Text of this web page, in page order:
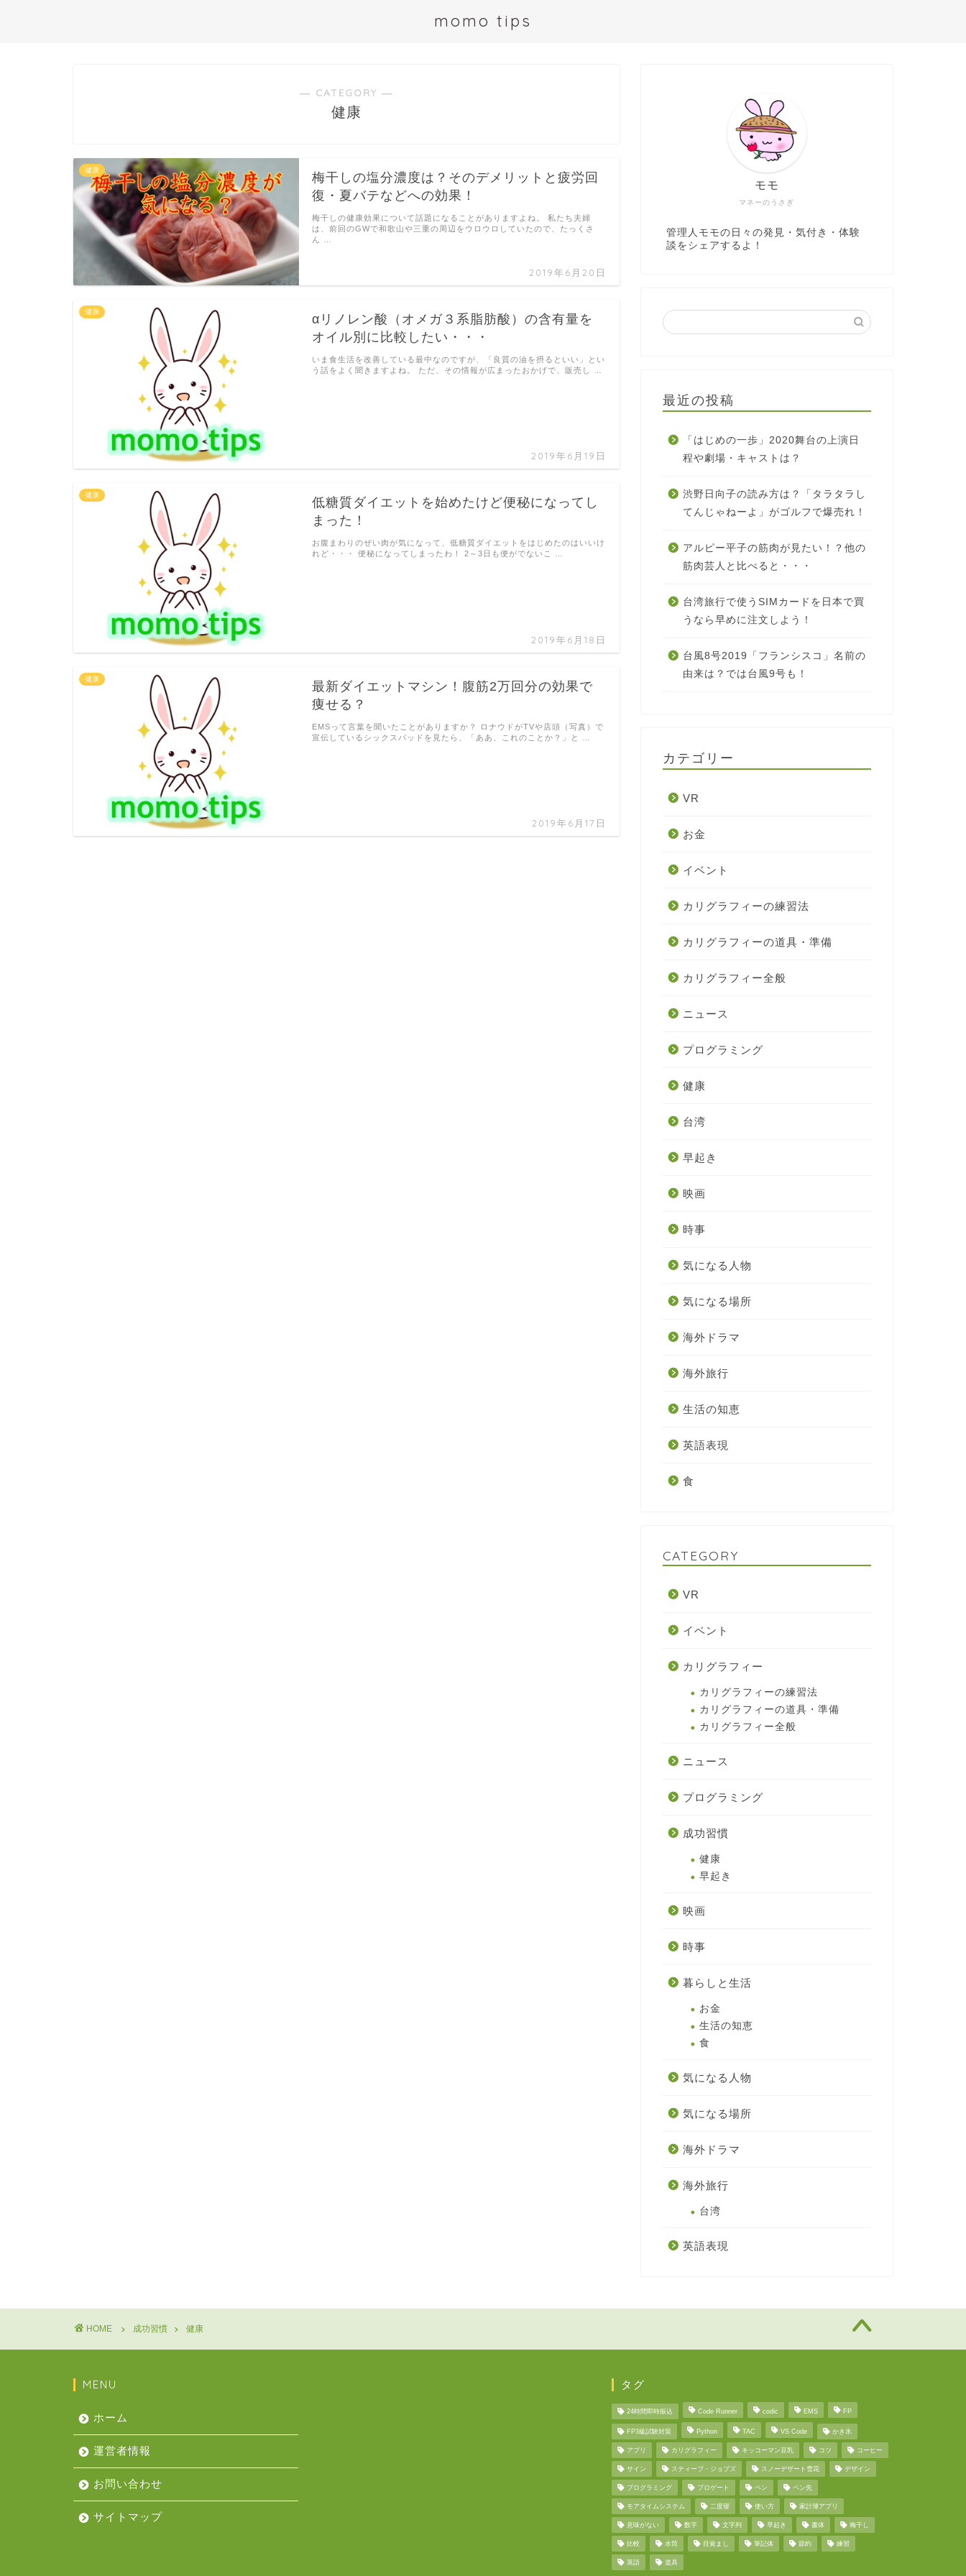
momo tips
― CATEGORY ―
健康
健康
梅干しの塩分濃度は？そのデメリットと疲労回
復・夏バテなどへの効果！
2019年6月20日
梅干しの健康効果について話題になることがありますよね。 私たち夫婦
は、前回のGWで和歌山や三重の周辺をウロウロしていたので、たっくさ
ん …
健康
αリノレン酸（オメガ３系脂肪酸）の含有量を
オイル別に比較したい・・・
2019年6月19日
いま食生活を改善している最中なのですが、「良質の油を摂るといい」とい
う話をよく聞きますよね。 ただ、その情報が広まったおかげで、販売し …
健康
低糖質ダイエットを始めたけど便秘になってし
まった！
2019年6月18日
お腹まわりのぜい肉が気になって、低糖質ダイエットをはじめたのはいいけ
れど・・・ 便秘になってしまったわ！ 2～3日も便がでないこ …
健康
最新ダイエットマシン！腹筋2万回分の効果で
痩せる？
2019年6月17日
EMSって言葉を聞いたことがありますか？ ロナウドがTVや店頭（写真）で
宣伝しているシックスパッドを見たら、「ああ、これのことか？」と …
マネーのうさぎ
モモ
管理人モモの日々の発見・気付き・体験
談をシェアするよ！
最近の投稿
「はじめの一歩」2020舞台の上演日
程や劇場・キャストは？
渋野日向子の読み方は？「タラタラし
てんじゃねーよ」がゴルフで爆売れ！
アルピー平子の筋肉が見たい！？他の
筋肉芸人と比べると・・・
台湾旅行で使うSIMカードを日本で買
うなら早めに注文しよう！
台風8号2019「フランシスコ」名前の
由来は？では台風9号も！
カテゴリー
VR
お金
イベント
カリグラフィーの練習法
カリグラフィーの道具・準備
カリグラフィー全般
ニュース
プログラミング
健康
台湾
早起き
映画
時事
気になる人物
気になる場所
海外ドラマ
海外旅行
生活の知恵
英語表現
食
CATEGORY
VR
イベント
カリグラフィー
カリグラフィーの練習法
カリグラフィーの道具・準備
カリグラフィー全般
ニュース
プログラミング
成功習慣
健康
早起き
映画
時事
暮らしと生活
お金
生活の知恵
食
気になる人物
気になる場所
海外ドラマ
海外旅行
台湾
英語表現
HOME 成功習慣 健康
MENU
ホーム
運営者情報
お問い合わせ
サイトマップ
タグ
24時間即時振込 Code Runner codic EMS FP
FP3級試験対策 Python TAC VS Code かき氷
アプリ カリグラフィー キッコーマン豆乳 コツ コーヒー
サイン スティーブ・ジョブズ スノーデザート雪花 デザイン
プログラミング プロゲート ペン ペン先
モアタイムシステム 二度寝 使い方 家計簿アプリ
意味がない 数字 文字列 早起き 書体 梅干し
比較 水筒 目覚まし 筆記体 節約 練習
英語 道具